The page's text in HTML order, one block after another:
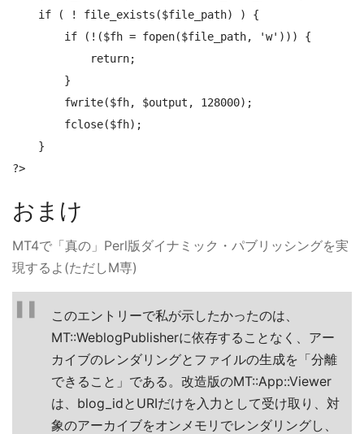
    if ( ! file_exists($file_path) ) {
        if (!($fh = fopen($file_path, 'w'))) {
            return;
        }
        fwrite($fh, $output, 128000);
        fclose($fh);
    }
おまけ
MT4で「真の」Perl版ダイナミック・パブリッシングを実
現するよ(ただしM専)
このエントリーで私が示したかったのは、
MT::WeblogPublisherに依存することなく、アー
カイブのレンダリングとファイルの生成を「分離
できること」である。改造版のMT::App::Viewer
は、blog_idとURIだけを入力として受け取り、対
象のアーカイブをオンメモリでレンダリングし、